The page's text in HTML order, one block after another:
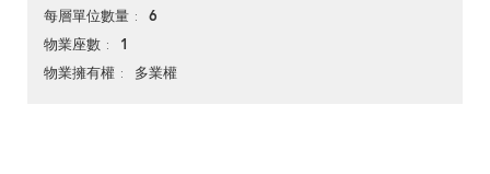
每層單位數量 6
物業座數 1
物業擁有權 多業權